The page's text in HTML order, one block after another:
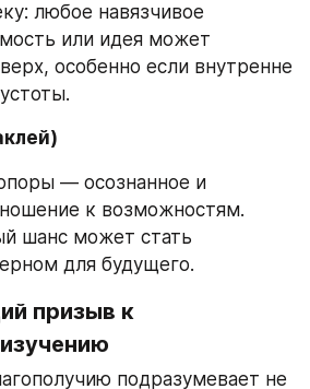
любое навязчивое
или идея может
особенно если внутренне
— осознанное и
к возможностям.
шанс может стать
для будущего.
призыв к
подразумевает не